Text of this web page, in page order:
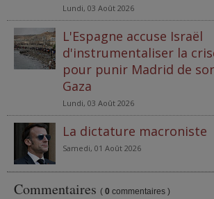
Lundi, 03 Août 2026
L'Espagne accuse Israël
d'instrumentaliser la
pour punir Madrid de
Gaza
Lundi, 03 Août 2026
La dictature macroniste
Samedi, 01 Août 2026
Commentaires ( 0 commentaires )